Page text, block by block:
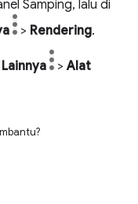
Samping, lalu di
> Rendering.
>Alat